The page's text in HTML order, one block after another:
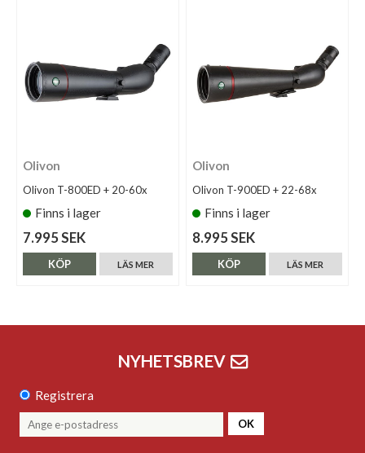
Olivon
Olivon T-800ED + 20-60x
Finns i lager
7.995 SEK
LÄS MER
KÖP
Olivon
Olivon T-900ED + 22-68x
Finns i lager
8.995 SEK
LÄS MER
KÖP
NYHETSBREV
Registrera
OK